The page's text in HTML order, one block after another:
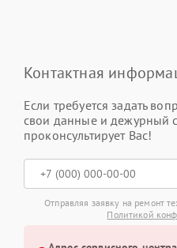
Контактная
Если требуется задать
свои данные и дежурный
проконсультирует Вас!
Отправляя заявку на ремонт
Политикой